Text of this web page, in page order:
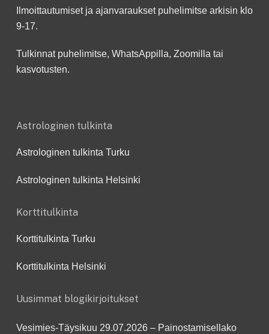
Ilmoittautumiset ja ajanvaraukset puhelimitse arkisin klo
9-17.
Tulkinnat puhelimitse, WhatsAppilla, Zoomilla tai
kasvotusten.
Astrologinen tulkinta
Astrologinen tulkinta Turku
Astrologinen tulkinta Helsinki
Korttitulkinta
Korttitulkinta Turku
Korttitulkinta Helsinki
Uusimmat blogikirjoitukset
Vesimies-Täysikuu 29.07.2026 – Painostamisellako